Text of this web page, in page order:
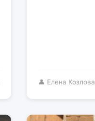
👤 Елена Козлова